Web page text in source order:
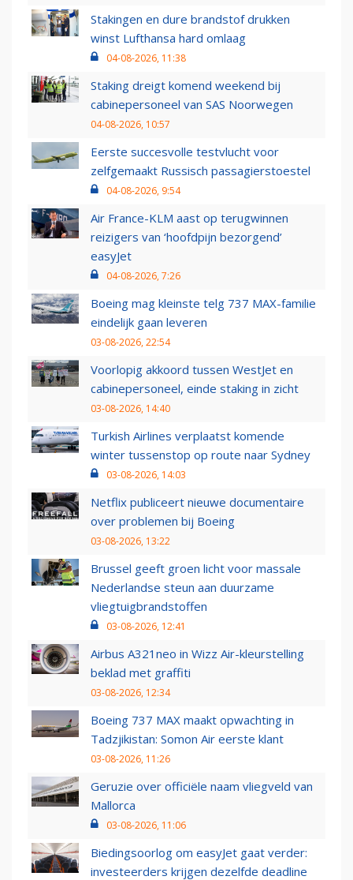
Stakingen en dure brandstof drukken
winst Lufthansa hard omlaag
04-08-2026, 11:38
Staking dreigt komend weekend bij
cabinepersoneel van SAS Noorwegen
04-08-2026, 10:57
Eerste succesvolle testvlucht voor
zelfgemaakt Russisch passagierstoestel
04-08-2026, 9:54
Air France-KLM aast op terugwinnen
reizigers van ‘hoofdpijn bezorgend’
easyJet
04-08-2026, 7:26
Boeing mag kleinste telg 737 MAX-familie
eindelijk gaan leveren
03-08-2026, 22:54
Voorlopig akkoord tussen WestJet en
cabinepersoneel, einde staking in zicht
03-08-2026, 14:40
Turkish Airlines verplaatst komende
winter tussenstop op route naar Sydney
03-08-2026, 14:03
Netflix publiceert nieuwe documentaire
over problemen bij Boeing
03-08-2026, 13:22
Brussel geeft groen licht voor massale
Nederlandse steun aan duurzame
vliegtuigbrandstoffen
03-08-2026, 12:41
Airbus A321neo in Wizz Air-kleurstelling
beklad met graffiti
03-08-2026, 12:34
Boeing 737 MAX maakt opwachting in
Tadzjikistan: Somon Air eerste klant
03-08-2026, 11:26
Geruzie over officiële naam vliegveld van
Mallorca
03-08-2026, 11:06
Biedingsoorlog om easyJet gaat verder:
investeerders krijgen dezelfde deadline